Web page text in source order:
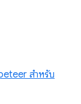
สำหรับ